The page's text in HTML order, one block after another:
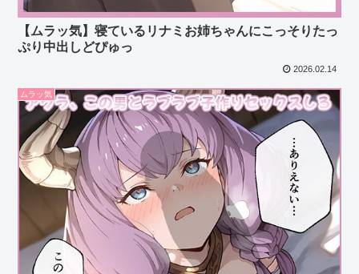
【ムラッ気】寝ているリナミお姉ちゃんにこっそりたっ
ぷり中出しどぴゅっ
2026.02.14
ムラッ気